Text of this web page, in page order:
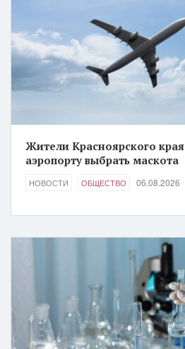
Жители Красноярского
аэропорту выбрать маскота
НОВОСТИ ОБЩЕСТВО 06.08.2026